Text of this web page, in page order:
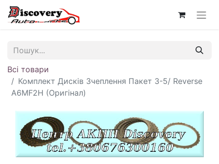
Всі товари
Комплект Дисків Зчеплення Пакет 3-5/ Reverse
A6MF2H (Оригінал)